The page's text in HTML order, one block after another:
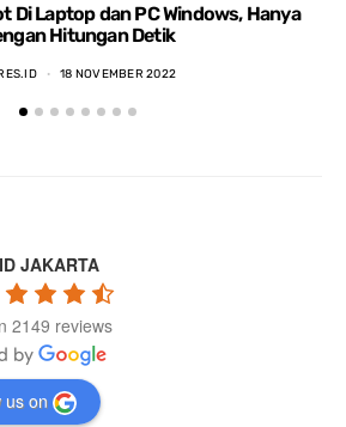
Di Laptop dan PC Windows, Hanya
Hitungan Detik
18 NOVEMBER 2022
JAKARTA
2149 reviews
us on